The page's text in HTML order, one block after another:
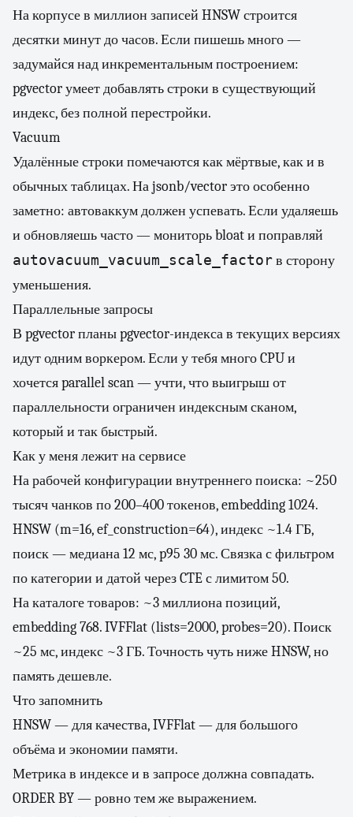
На корпусе в миллион записей HNSW строится
десятки минут до часов. Если пишешь много —
задумайся над инкрементальным построением:
pgvector умеет добавлять строки в существующий
индекс, без полной перестройки.
Vacuum
Удалённые строки помечаются как мёртвые, как и в
обычных таблицах. На jsonb/vector это особенно
заметно: автоваккум должен успевать. Если удаляешь
и обновляешь часто — мониторь bloat и поправляй
autovacuum_vacuum_scale_factorв сторону
уменьшения.
Параллельные запросы
В pgvector планы pgvector-индекса в текущих версиях
идут одним воркером. Если у тебя много CPU и
хочется parallel scan — учти, что выигрыш от
параллельности ограничен индексным сканом,
который и так быстрый.
Как у меня лежит на сервисе
На рабочей конфигурации внутреннего поиска: ~250
тысяч чанков по 200–400 токенов, embedding 1024.
HNSW (m=16, ef_construction=64), индекс ~1.4 ГБ,
поиск — медиана 12 мс, p95 30 мс. Связка с фильтром
по категории и датой через CTE с лимитом 50.
На каталоге товаров: ~3 миллиона позиций,
embedding 768. IVFFlat (lists=2000, probes=20). Поиск
~25 мс, индекс ~3 ГБ. Точность чуть ниже HNSW, но
память дешевле.
Что запомнить
HNSW — для качества, IVFFlat — для большого
объёма и экономии памяти.
Метрика в индексе и в запросе должна совпадать.
ORDER BY — ровно тем же выражением.